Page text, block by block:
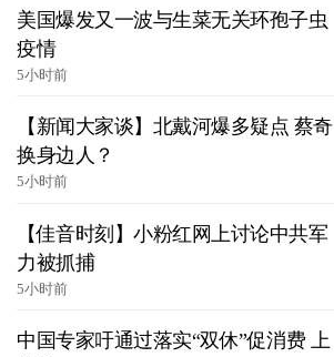
美国爆发又一波与生菜无关环孢子虫
疫情
5小时前
【新闻大家谈】北戴河爆多疑点 蔡奇
换身边人？
5小时前
【佳音时刻】小粉红网上讨论中共军
力被抓捕
5小时前
中国专家吁通过落实“双休”促消费 上